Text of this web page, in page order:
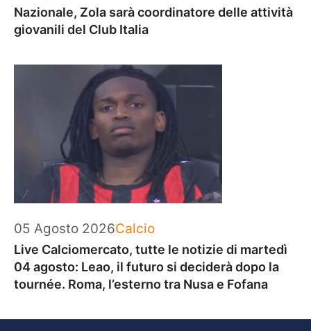
Nazionale, Zola sarà coordinatore delle attività
giovanili del Club Italia
05 Agosto 2026Categorie
Calcio
Live Calciomercato, tutte le notizie di martedì
04 agosto: Leao, il futuro si deciderà dopo la
tournée. Roma, l’esterno tra Nusa e Fofana